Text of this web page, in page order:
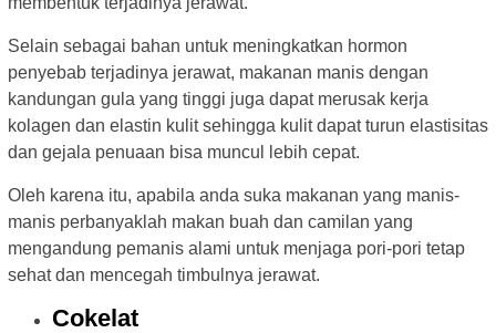
Selain sebagai bahan untuk meningkatkan hormon
penyebab terjadinya jerawat, makanan manis dengan
kandungan gula yang tinggi juga dapat merusak kerja
kolagen dan elastin kulit sehingga kulit dapat turun elastisitas
dan gejala penuaan bisa muncul lebih cepat.
Oleh karena itu, apabila anda suka makanan yang manis-
manis perbanyaklah makan buah dan camilan yang
mengandung pemanis alami untuk menjaga pori-pori tetap
sehat dan mencegah timbulnya jerawat.
Cokelat